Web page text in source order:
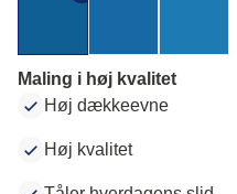
Maling i høj kvalitet
Høj dækkeevne
Høj kvalitet